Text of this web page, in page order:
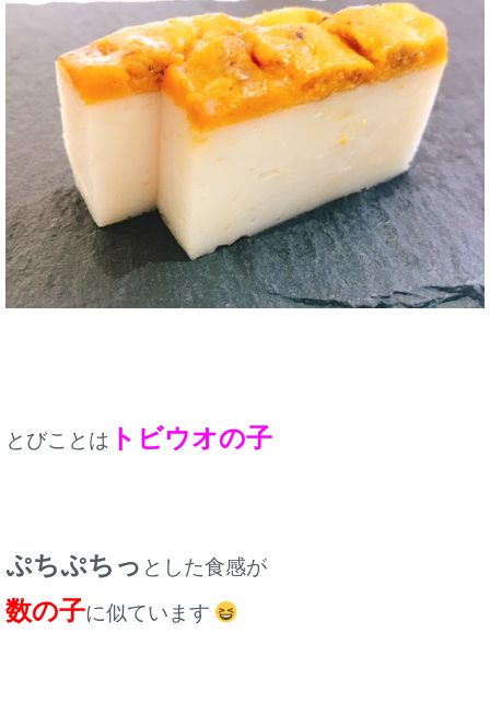
とびことは トビウオの子
ぷちぷちっ とした食感が
数の子に似ています